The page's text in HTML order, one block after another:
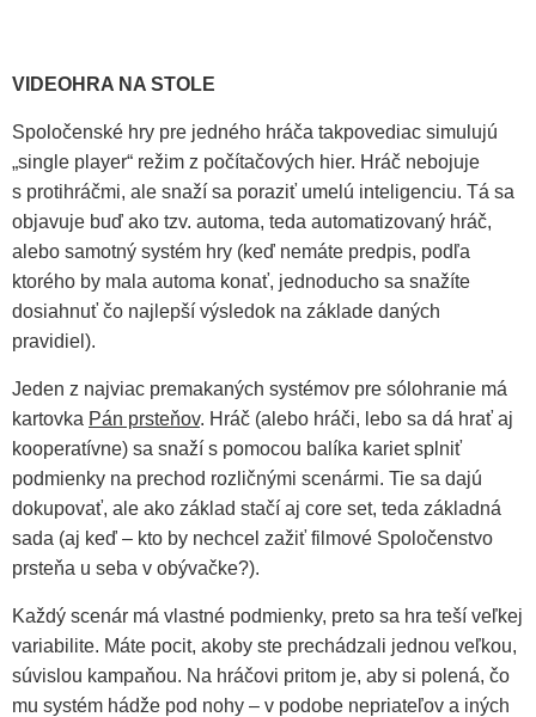
VIDEOHRA NA STOLE
Spoločenské hry pre jedného hráča takpovediac simulujú
„single player“ režim z počítačových hier. Hráč nebojuje
s protihráčmi, ale snaží sa poraziť umelú inteligenciu. Tá sa
objavuje buď ako tzv. automa, teda automatizovaný hráč,
alebo samotný systém hry (keď nemáte predpis, podľa
ktorého by mala automa konať, jednoducho sa snažíte
dosiahnuť čo najlepší výsledok na základe daných
pravidiel).
Jeden z najviac premakaných systémov pre sólohranie má
kartovka Pán prsteňov. Hráč (alebo hráči, lebo sa dá hrať aj
kooperatívne) sa snaží s pomocou balíka kariet splniť
podmienky na prechod rozličnými scenármi. Tie sa dajú
dokupovať, ale ako základ stačí aj core set, teda základná
sada (aj keď – kto by nechcel zažiť filmové Spoločenstvo
prsteňa u seba v obývačke?).
Každý scenár má vlastné podmienky, preto sa hra teší veľkej
variabilite. Máte pocit, akoby ste prechádzali jednou veľkou,
súvislou kampaňou. Na hráčovi pritom je, aby si polená, čo
mu systém hádže pod nohy – v podobe nepriateľov a iných